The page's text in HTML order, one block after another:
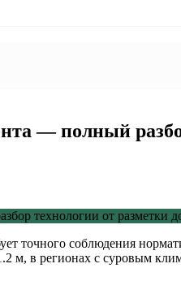
— полный
точного соблюдения
м, в регионах с суровым